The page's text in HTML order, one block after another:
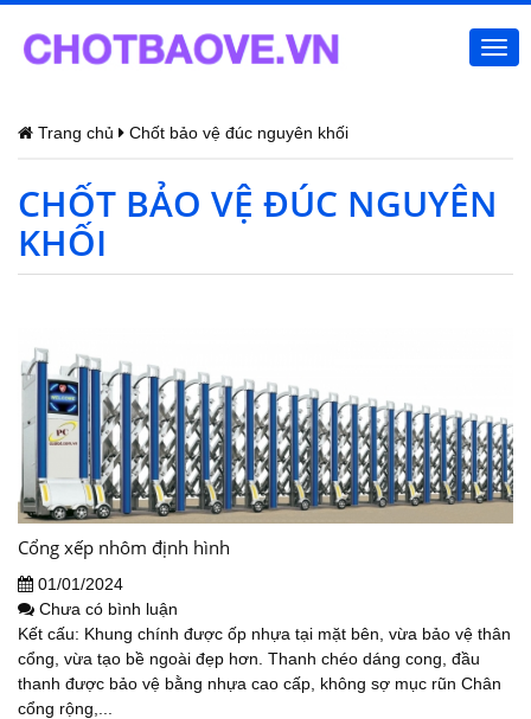
Trang chủ Chốt bảo vệ đúc nguyên khối
CHỐT BẢO VỆ ĐÚC NGUYÊN
KHỐI
Cổng xếp nhôm định hình
01/01/2024
Chưa có bình luận
Kết cấu: Khung chính được ốp nhựa tại mặt bên, vừa bảo vệ thân
cổng, vừa tạo bề ngoài đẹp hơn. Thanh chéo dáng cong, đầu
thanh được bảo vệ bằng nhựa cao cấp, không sợ mục rũn Chân
cổng rộng,...